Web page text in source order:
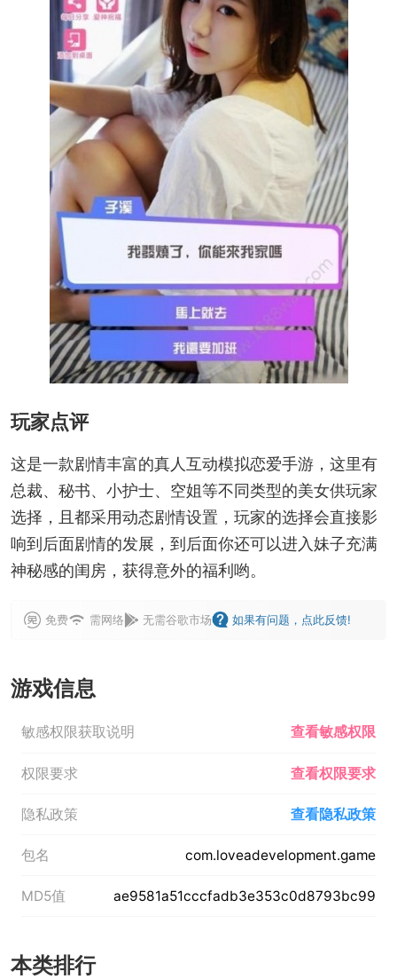
玩家点评
这是一款剧情丰富的真人互动模拟恋爱手游，这里有
总裁、秘书、小护士、空姐等不同类型的美女供玩家
选择，且都采用动态剧情设置，玩家的选择会直接影
响到后面剧情的发展，到后面你还可以进入妹子充满
神秘感的闺房，获得意外的福利哟。
免费 需网络 无需谷歌市场 如果有问题，点此反馈!
游戏信息
敏感权限获取说明 查看敏感权限
权限要求 查看权限要求
隐私政策 查看隐私政策
包名 com.loveadevelopment.game
MD5值 ae9581a51cccfadb3e353c0d8793bc99
本类排行